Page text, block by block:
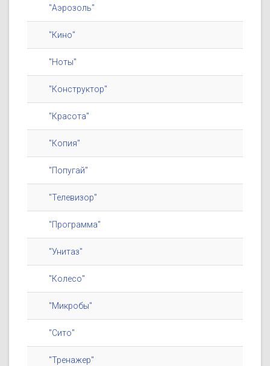
"Аэрозоль"
"Кино"
"Ноты"
"Конструктор"
"Красота"
"Копия"
"Попугай"
"Телевизор"
"Программа"
"Унитаз"
"Колесо"
"Микробы"
"Сито"
"Тренажер"